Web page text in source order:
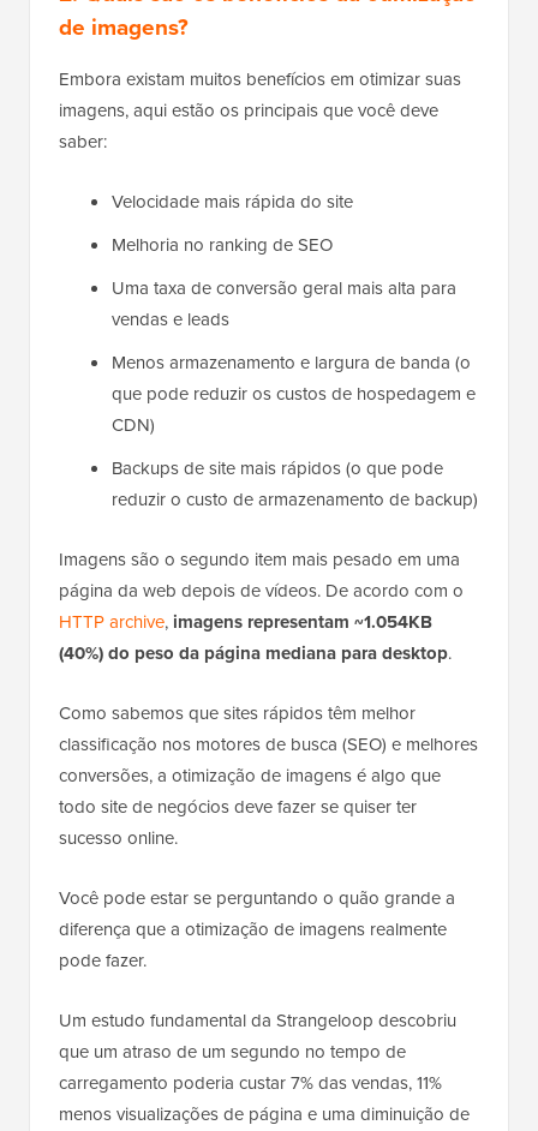
de imagens?
Embora existam muitos benefícios em otimizar suas
imagens, aqui estão os principais que você deve
saber:
Velocidade mais rápida do site
Melhoria no ranking de SEO
Uma taxa de conversão geral mais alta para
vendas e leads
Menos armazenamento e largura de banda (o
que pode reduzir os custos de hospedagem e
CDN)
Backups de site mais rápidos (o que pode
reduzir o custo de armazenamento de backup)
Imagens são o segundo item mais pesado em uma
página da web depois de vídeos. De acordo com o
HTTP archive, imagens representam ~1.054KB
(40%) do peso da página mediana para desktop.
Como sabemos que sites rápidos têm melhor
classificação nos motores de busca (SEO) e melhores
conversões, a otimização de imagens é algo que
todo site de negócios deve fazer se quiser ter
sucesso online.
Você pode estar se perguntando o quão grande a
diferença que a otimização de imagens realmente
pode fazer.
Um estudo fundamental da Strangeloop descobriu
que um atraso de um segundo no tempo de
carregamento poderia custar 7% das vendas, 11%
menos visualizações de página e uma diminuição de